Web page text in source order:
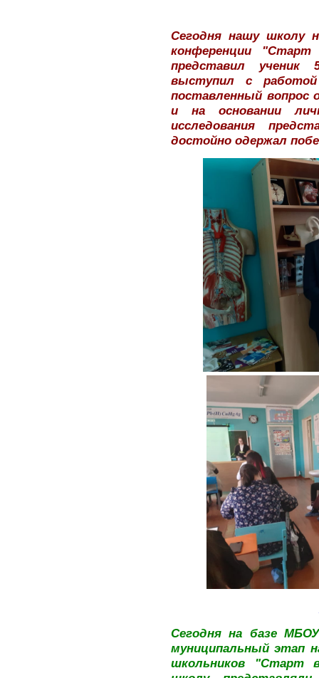
Сегодня нашу школу
конференции
представил
выступил с
поставленный вопрос
и на основании
исследования
достойно одержал
Сегодня на базе
муниципальный этап
школьников "Старт